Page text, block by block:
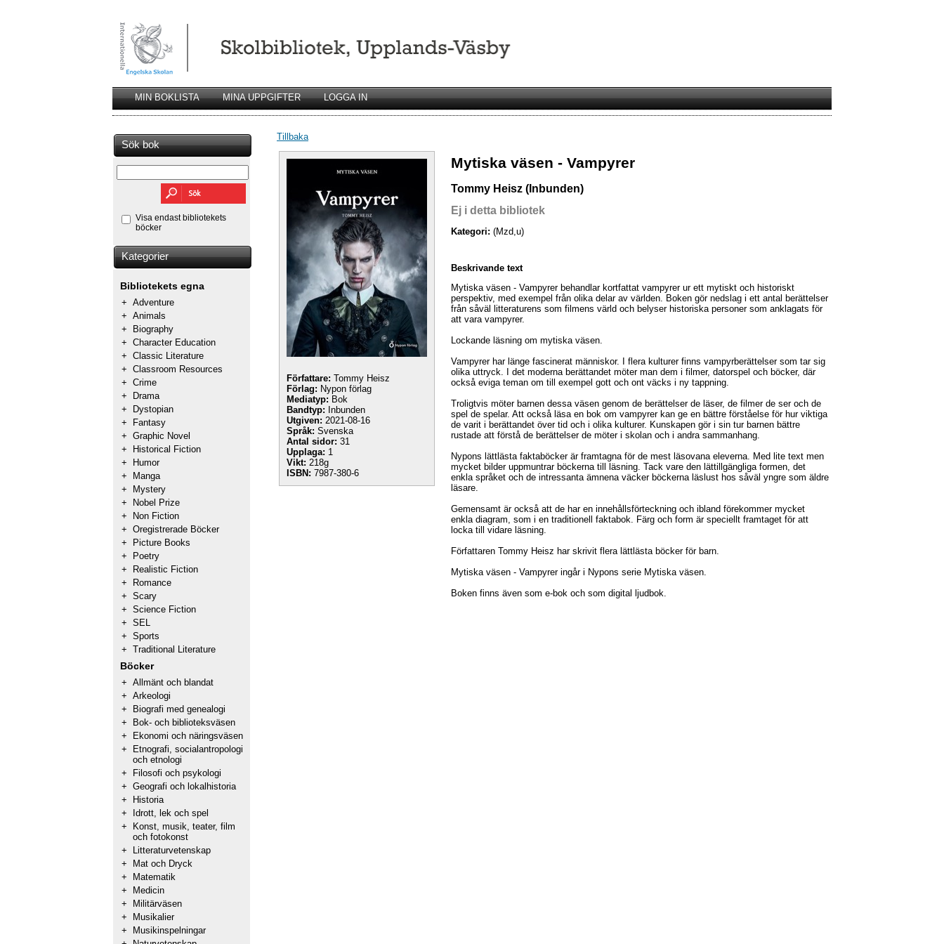
MIN BOKLISTA MINA UPPGIFTER LOGGA IN
Sök bok
Visa endast bibliotekets
böcker
Kategorier
Bibliotekets egna
+ Adventure
+ Animals
+
Biography
+ Character Education
+ Classic Literature
+ Classroom Resources
+ Crime
+
Drama
+
Dystopian
+
Fantasy
+ Graphic Novel
+
Historical Fiction
+
Humor
+
Manga
+
Mystery
+
Nobel Prize
+
Non Fiction
+ Oregistrerade Böcker
+
Picture Books
+
Poetry
+
Realistic Fiction
+
Romance
+ Scary
+ Science Fiction
+ SEL
+ Sports
+ Traditional Literature
Böcker
+ Allmänt och blandat
+ Arkeologi
+
Biografi med genealogi
+
Bok- och biblioteksväsen
+
Ekonomi och näringsväsen
+
Etnografi, socialantropologi
och etnologi
+
Filosofi och psykologi
+ Geografi och lokalhistoria
+
Historia
+
Idrott, lek och spel
+
Konst, musik, teater, film
och fotokonst
+
Litteraturvetenskap
+
Mat och Dryck
+
Matematik
+
Medicin
+
Militärväsen
+
Musikalier
+
Musikinspelningar
Tillbaka
Författare: Tommy Heisz
Förlag: Nypon förlag
Mediatyp: Bok
Bandtyp: Inbunden
Utgiven: 2021-08-16
Språk: Svenska
Antal sidor: 31
Upplaga: 1
Vikt: 218g
ISBN: 7987-380-6
Mytiska väsen - Vampyrer
Tommy Heisz (Inbunden)
Ej i detta bibliotek
Kategori: (Mzd,u)
Beskrivande text
Mytiska väsen - Vampyrer behandlar kortfattat vampyrer ur ett mytiskt och historiskt
perspektiv, med exempel från olika delar av världen. Boken gör nedslag i ett antal berättelser
från såväl litteraturens som filmens värld och belyser historiska personer som anklagats för
att vara vampyrer.
Lockande läsning om mytiska väsen.
Vampyrer har länge fascinerat människor. I flera kulturer finns vampyrberättelser som tar sig
olika uttryck. I det moderna berättandet möter man dem i filmer, datorspel och böcker, där
också eviga teman om till exempel gott och ont väcks i ny tappning.
Troligtvis möter barnen dessa väsen genom de berättelser de läser, de filmer de ser och de
spel de spelar. Att också läsa en bok om vampyrer kan ge en bättre förståelse för hur viktiga
de varit i berättandet över tid och i olika kulturer. Kunskapen gör i sin tur barnen bättre
rustade att förstå de berättelser de möter i skolan och i andra sammanhang.
Nypons lättlästa faktaböcker är framtagna för de mest läsovana eleverna. Med lite text men
mycket bilder uppmuntrar böckerna till läsning. Tack vare den lättillgängliga formen, det
enkla språket och de intressanta ämnena väcker böckerna läslust hos såväl yngre som äldre
läsare.
Gemensamt är också att de har en innehållsförteckning och ibland förekommer mycket
enkla diagram, som i en traditionell faktabok. Färg och form är speciellt framtaget för att
locka till vidare läsning.
Författaren Tommy Heisz har skrivit flera lättlästa böcker för barn.
Mytiska väsen - Vampyrer ingår i Nypons serie Mytiska väsen.
Boken finns även som e-bok och som digital ljudbok.